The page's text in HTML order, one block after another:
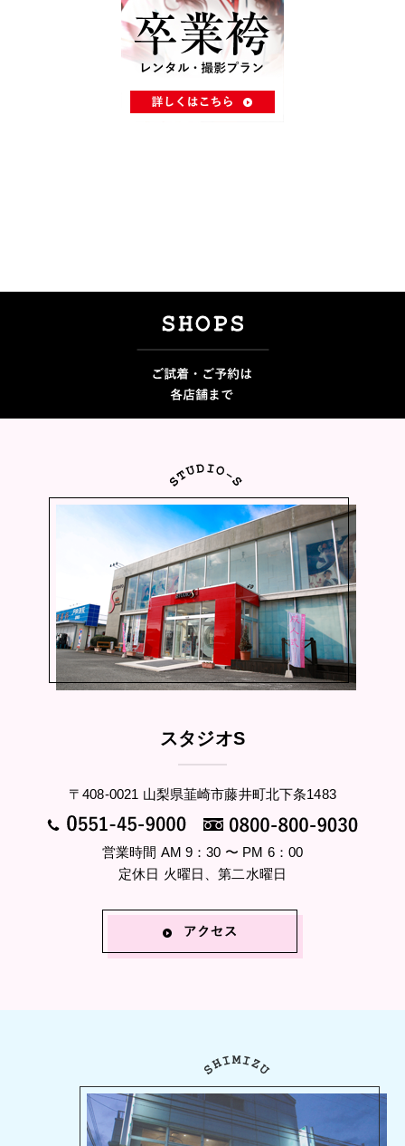
スタジオS
〒408-0021 山梨県韮崎市藤井町北下条1483
営業時間 AM 9：30 〜 PM 6：00
定休日 火曜日、第二水曜日